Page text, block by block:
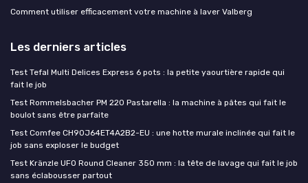
Comment utiliser efficacement votre machine à laver Valberg
Les derniers articles
Test Tefal Multi Delices Express 6 pots : la petite yaourtière rapide qui
fait le job
Test Rommelsbacher PM 220 Pastarella : la machine à pâtes qui fait le
boulot sans être parfaite
Test Comfee CH90J64ET4A2B2-EU : une hotte murale inclinée qui fait le
job sans exploser le budget
Test Kränzle UFO Round Cleaner 350 mm : la tête de lavage qui fait le job
sans éclabousser partout